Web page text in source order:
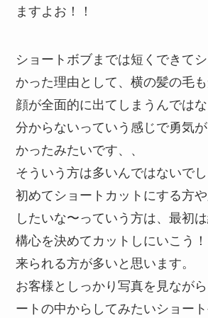
ますよお！！
ショートボブまでは短くできて
かった理由として、横の髪の毛
顔が全面的に出てしまうんでは
分からないっていう感じで勇気
かったみたいです、、
そういう方は多いんではないで
初めてショートカットにする方
したいな〜っていう方は、最初
構心を決めてカットしにいこう
来られる方が多いと思います。
お客様としっかり写真を見なが
ートの中からしてみたいショー